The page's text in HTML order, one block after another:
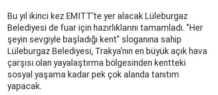
Bu yıl ikinci kez EMITT’te yer alacak Lüleburgaz
Belediyesi de fuar için hazırlıklarını tamamladı. "Her
şeyin sevgiyle başladığı kent" sloganına sahip
Lüleburgaz Belediyesi, Trakya’nın en büyük açık hava
çarşısı olan yayalaştırma bölgesinden kentteki
sosyal yaşama kadar pek çok alanda tanıtım
yapacak.